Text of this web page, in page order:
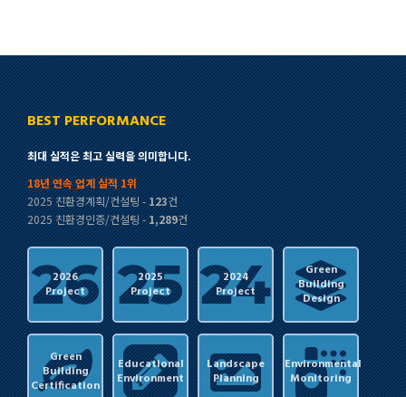
BEST PERFORMANCE
최대 실적은 최고 실력을 의미합니다.
18년 연속 업계 실적 1위
2025 친환경계획/컨설팅 -123건
2025 친환경인증/컨설팅 -1,289건
2026
Project
2025
Project
2024
Project
Green
Building
Design
Green
Building
Certification
Educational
Environment
Landscape
Planning
Environmental
Monitoring